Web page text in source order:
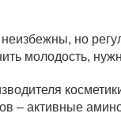
но
молодость,
– активные